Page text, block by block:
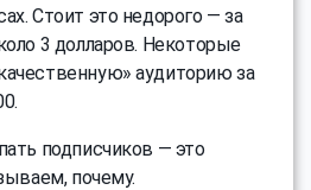
Стоит это недорого — за
3 долларов. Некоторые
аудиторию за
подписчиков — это
почему.